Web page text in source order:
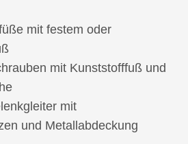
mit festem oder
mit Kunststofffuß und
mit
und Metallabdeckung